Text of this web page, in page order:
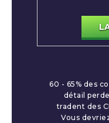
60 - 65% des
détail
tradent des
Vous